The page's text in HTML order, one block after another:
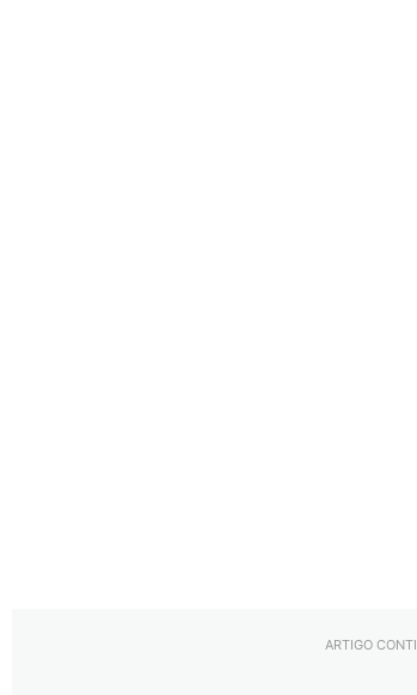
ARTIGO